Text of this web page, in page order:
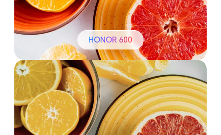
HONOR 600